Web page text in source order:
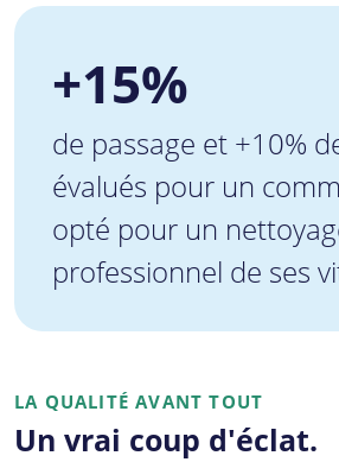
+15%
de passage et +10%
évalués pour un
opté pour un
professionnel de ses
LA QUALITÉ AVANT TOUT
Un vrai coup d'éclat.